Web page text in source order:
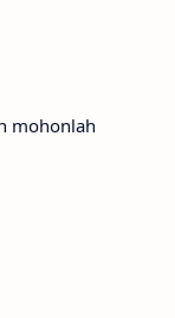
mohonlah